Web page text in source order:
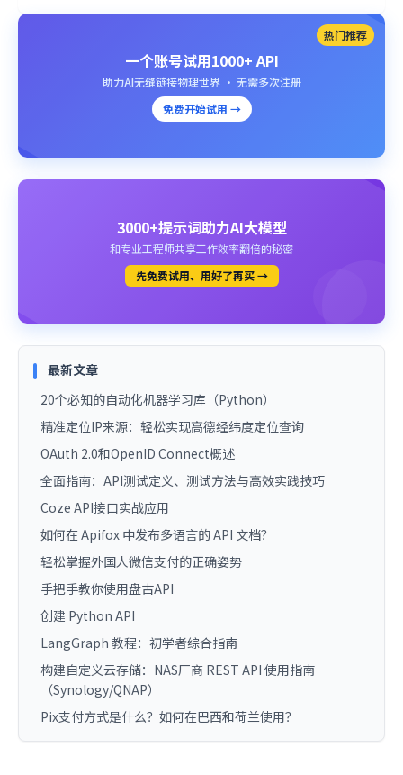
热门推荐
一个账号试用1000+ API
助力AI无缝链接物理世界 · 无需多次注册
免费开始试用 →
3000+提示词助力AI大模型
和专业工程师共享工作效率翻倍的秘密
先免费试用、用好了再买 →
最新文章
20个必知的自动化机器学习库（Python）
精准定位IP来源：轻松实现高德经纬度定位查询
OAuth 2.0和OpenID Connect概述
全面指南：API测试定义、测试方法与高效实践技巧
Coze API接口实战应用
如何在 Apifox 中发布多语言的 API 文档？
轻松掌握外国人微信支付的正确姿势
手把手教你使用盘古API
创建 Python API
LangGraph 教程：初学者综合指南
构建自定义云存储：NAS厂商 REST API 使用指南
（Synology/QNAP）
Pix支付方式是什么？如何在巴西和荷兰使用？